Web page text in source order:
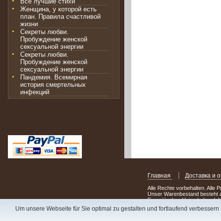
Um unsere Webseite für Sie optimal zu gestalten und fortlaufend
Женщина, у которой есть
план. Правила счастливой
жизни
Секреты любви.
Пробуждение женской
сексуальной энергии
Секреты любви.
Пробуждение женской
сексуальной энергии
Пандемия. Всемирная
история смертельных
инфекций
Главная Доставка и
Alle Rechte vorbehalten. Alle
Unser Warenbestand besteht
Europäischen Union
Сделав заказ сегодня, уже